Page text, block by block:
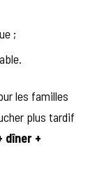
;
les familles
plus tardif
dîner +